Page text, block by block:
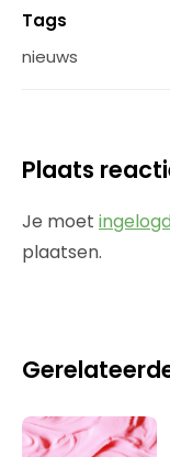
Tags
nieuws
Plaats
Je moet
plaatsen.